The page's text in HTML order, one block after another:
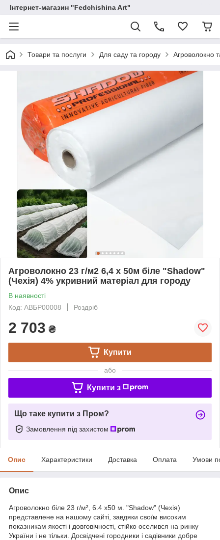
Інтернет-магазин "Fedchishina Art"
Товари та послуги Для саду та городу Агроволокно
Агроволокно 23 г/м2 6,4 х 50м біле "Shadow"
(Чехія) 4% укривний матеріал для городу
В наявності
Код: АВБР00008
Роздріб
2 703 ₴
Купити
або
Купити з
Що таке купити з Пром?
Замовлення під захистом
Опис Характеристики Доставка Оплата Умови
Опис
Агроволокно біле 23 г/м², 6.4 х50 м. "Shadow" (Чехія)
представлене на нашому сайті, завдяки своїм високим
показникам якості і довговічності, стійко оселився на ринку
України і не тільки. Досвідчені городники і садівники добре